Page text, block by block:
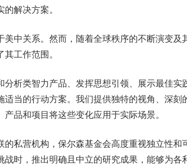
解决方案。
中关系。然而，随着全球秩序的不断演变及
工作范围。
析类智力产品、发挥思想引领、展示最佳实
适当的行动方案。我们提供独特的视角、深刻
品和项目将这些变化应用于实际场景。
私营机构，保尔森基金会高度重视独立性和
战时，推出明确且中立的研究成果，能够为各